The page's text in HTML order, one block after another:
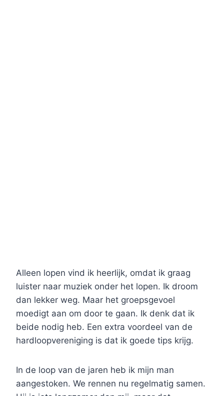
Alleen lopen vind ik heerlijk, omdat ik graag
luister naar muziek onder het lopen. Ik droom
dan lekker weg. Maar het groepsgevoel
moedigt aan om door te gaan. Ik denk dat ik
beide nodig heb. Een extra voordeel van de
hardloopvereniging is dat ik goede tips krijg.
In de loop van de jaren heb ik mijn man
aangestoken. We rennen nu regelmatig samen.